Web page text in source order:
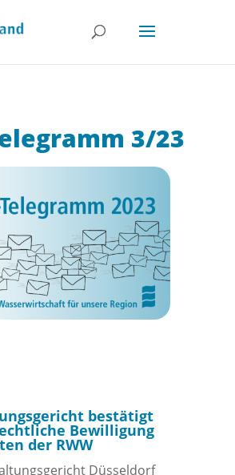
3/23
bestätigt
Bewilligung
der RWW
Düsseldorf